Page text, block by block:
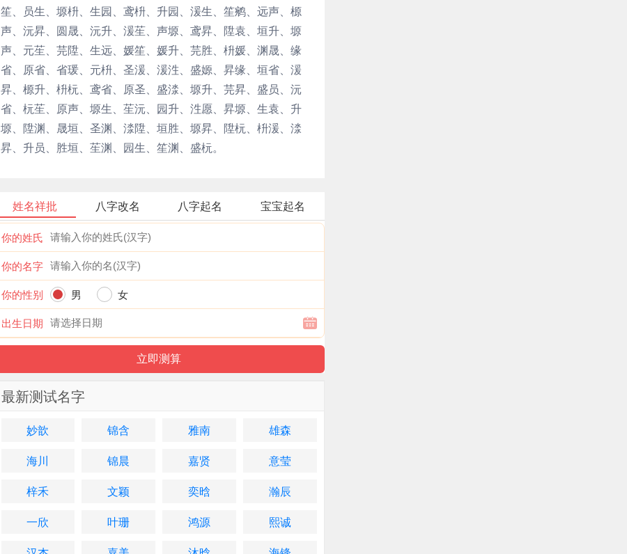
笙、员生、塬枡、生园、鸢枡、升园、湲生、笙鹓、远声、榞
声、沅昇、圆晟、沅升、湲苼、声塬、鸢昇、陞袁、垣升、塬
声、元苼、芫陞、生远、媛笙、媛升、芫胜、枡媛、渊晟、缘
省、原省、省瑗、元枡、圣湲、湲泩、盛嫄、昇缘、垣省、湲
昇、榞升、枡杬、鸢省、原圣、盛渁、塬升、芫昇、盛员、沅
省、杬苼、原声、塬生、苼沅、园升、泩愿、昇塬、生袁、升
塬、陞渊、晟垣、圣渊、渁陞、垣胜、塬昇、陞杬、枡湲、渁
昇、升员、胜垣、苼渊、园生、笙渊、盛杬。
姓名祥批 八字改名 八字起名 宝宝起名
你的姓氏
你的名字
你的性别
男
女
出生日期
最新测试名字
妙歆 锦含 雅南
雄森
海川
锦晨 嘉贤
意莹
梓禾
文颖 奕晗
瀚辰
一欣
叶珊 鸿源
熙诚